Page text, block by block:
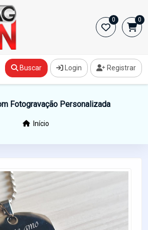
0 0
Buscar Login Registrar
Fotogravação Personalizada
Início